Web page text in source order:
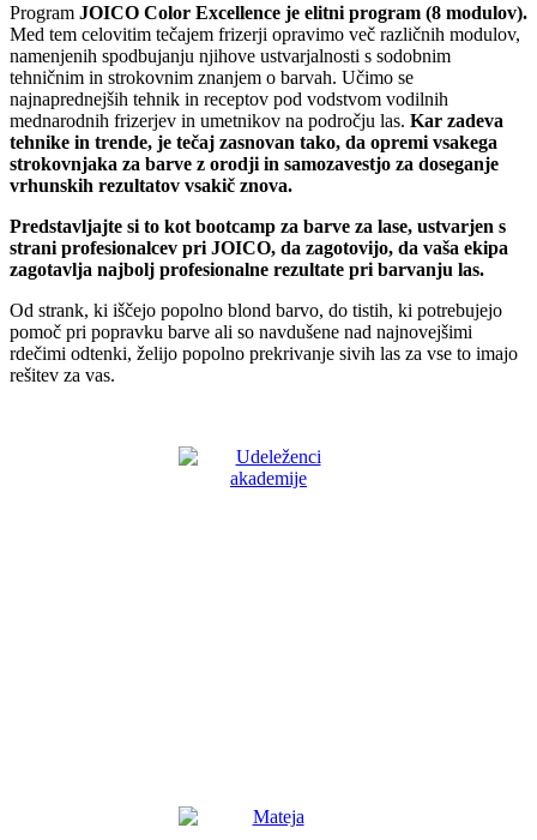
Program JOICO Color Excellence je elitni program (8 modulov).
Med tem celovitim tečajem frizerji opravimo več različnih modulov,
namenjenih spodbujanju njihove ustvarjalnosti s sodobnim
tehničnim in strokovnim znanjem o barvah. Učimo se
najnaprednejših tehnik in receptov pod vodstvom vodilnih
mednarodnih frizerjev in umetnikov na področju las. Kar zadeva
tehnike in trende, je tečaj zasnovan tako, da opremi vsakega
strokovnjaka za barve z orodji in samozavestjo za doseganje
vrhunskih rezultatov vsakič znova.
Predstavljajte si to kot bootcamp za barve za lase, ustvarjen s
strani profesionalcev pri JOICO, da zagotovijo, da vaša ekipa
zagotavlja najbolj profesionalne rezultate pri barvanju las.
Od strank, ki iščejo popolno blond barvo, do tistih, ki potrebujejo
pomoč pri popravku barve ali so navdušene nad najnovejšimi
rdečimi odtenki, želijo popolno prekrivanje sivih las za vse to imajo
rešitev za vas.